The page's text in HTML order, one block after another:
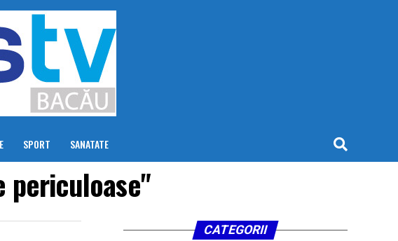
SPORT SANATATE
periculoase"
CATEGORII